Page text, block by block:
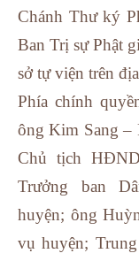
Chánh Thư ký
Ban Trị sự Phật
sở tự viện trên
Phía chính
ông Kim Sang –
Chủ tịch
Trưởng ban
huyện; ông
vụ huyện;